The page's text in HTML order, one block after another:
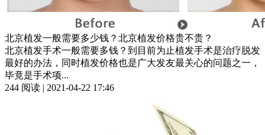
北京植发一般需要多少钱？北京植发价格贵不贵？
北京植发手术一般需要多钱？到目前为止植发手术是治疗脱发
最好的办法，同时植发价格也是广大发友最关心的问题之一，
毕竟是手术项...
244 阅读 | 2021-04-22 17:46